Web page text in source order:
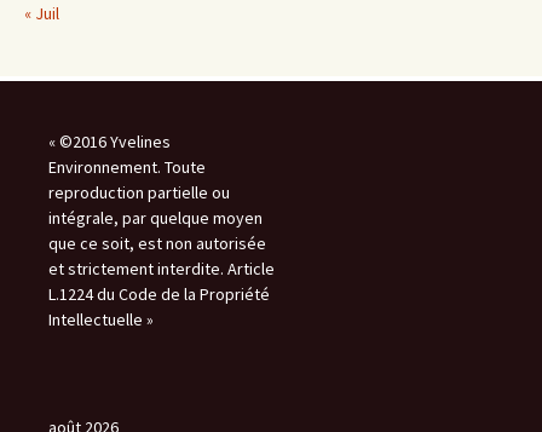
« Juil
« ©2016 Yvelines
Environnement. Toute
reproduction partielle ou
intégrale, par quelque moyen
que ce soit, est non autorisée
et strictement interdite. Article
L.1224 du Code de la Propriété
Intellectuelle »
août 2026